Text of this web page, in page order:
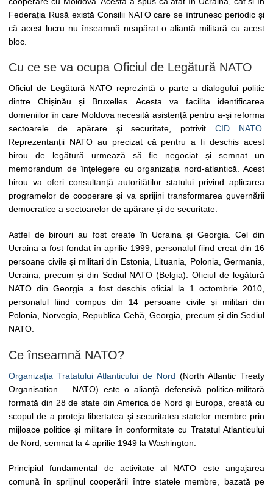
Federația Rusă există Consilii NATO care se întrunesc periodic și
că acest lucru nu înseamnă neapărat o alianță militară cu acest
bloc.
Cu ce se va ocupa Oficiul de Legătură NATO
Oficiul de Legătură NATO reprezintă o parte a dialogului politic
dintre Chișinău și Bruxelles. Acesta va facilita identificarea
domeniilor în care Moldova necesită asistenţă pentru a-şi reforma
sectoarele de apărare şi securitate, potrivitCID NATO
Reprezentanții NATO au precizat că pentru a fi deschis acest
birou de legătură urmează să fie negociat și semnat un
memorandum de înţelegere cu organizația nord-atlantică. Acest
birou va oferi consultanță autorităților statului privind aplicarea
programelor de cooperare și va sprijini transformarea guvernării
democratice a sectoarelor de apărare și de securitate.
Astfel de birouri au fost create în Ucraina și Georgia. Cel din
Ucraina a fost fondat în aprilie 1999, personalul fiind creat din 16
persoane civile și militari din Estonia, Lituania, Polonia, Germania,
Ucraina, precum și din Sediul NATO (Belgia). Oficiul de legătură
NATO din Georgia a fost deschis oficial la 1 octombrie 2010,
personalul fiind compus din 14 persoane civile și militari din
Polonia, Norvegia, Republica Cehă, Georgia, precum și din Sediul
NATO.
Ce înseamnă NATO?
Organizaţia Tratatului Atlanticului de Nord (North Atlantic Treaty
Organisation – NATO) este o alianţă defensivă politico-militară
formată din 28 de state din America de Nord şi Europa, creată cu
scopul de a proteja libertatea şi securitatea statelor membre prin
mijloace politice şi militare în conformitate cu Tratatul Atlanticului
de Nord, semnat la 4 aprilie 1949 la Washington.
Principiul fundamental de activitate al NATO este angajarea
comună în sprijinul cooperării între statele membre, bazată pe